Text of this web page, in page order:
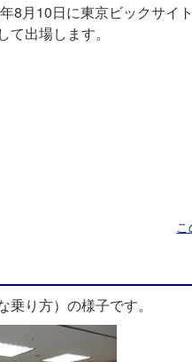
8月10日に東京ビックサイ
出場します。
り方）の様子です。